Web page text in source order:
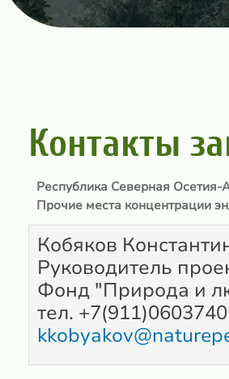
Контакты
Республика Северная Осетия-
Прочие места концентрации
Кобяков
Руководитель
Фонд "Природа и
тел. +7(911)0603740